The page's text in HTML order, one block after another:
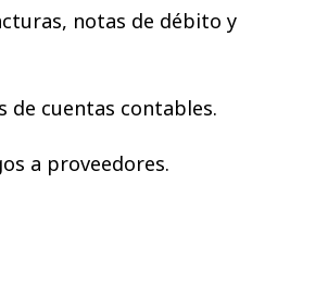
notas de débito y
de cuentas contables.
a proveedores.